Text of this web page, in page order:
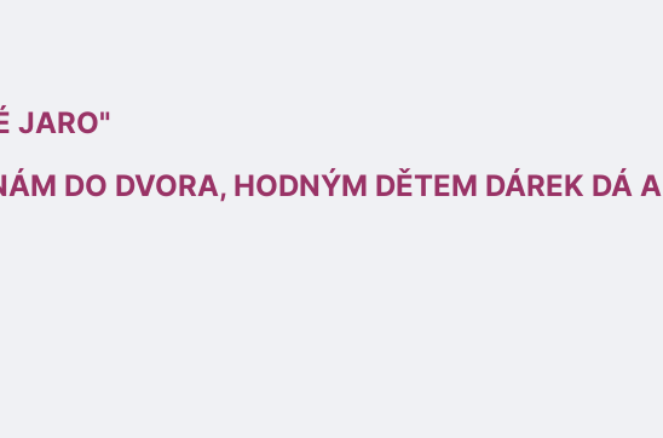
JARO"
DO DVORA, HODNÝM DĚTEM DÁREK DÁ A